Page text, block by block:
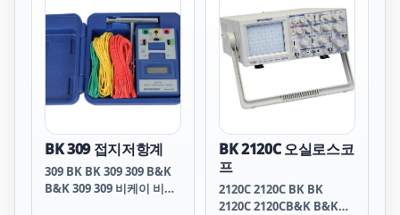
44A비엔케이 비엔케이 HV
44A
BK 309 접지저항계
309 BK BK 309 309 B&K
B&K 309 309 비케이 비케
BK 2120C 오실로스코
프
2120C 2120C BK BK
2120C 2120CB&K B&K